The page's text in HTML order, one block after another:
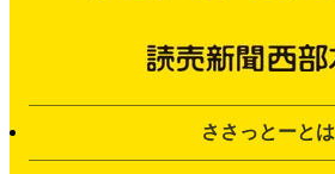
ささっとーとは